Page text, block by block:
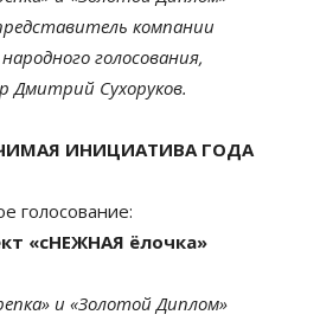
компании
голосования,
Дмитрий Сухоруков.
ИНИЦИАТИВА ГОДА
голосование:
«сНЕЖНАЯ ёлочка»
и «Золотой Диплом»